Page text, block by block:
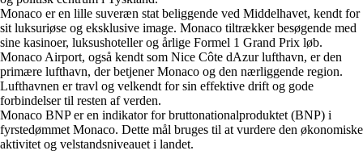
Monaco er en lille suveræn stat beliggende ved Middelhavet, kendt for
sit luksuriøse og eksklusive image. Monaco tiltrækker besøgende med
sine kasinoer, luksushoteller og årlige Formel 1 Grand Prix løb.
Monaco Airport, også kendt som Nice Côte dAzur lufthavn, er den
primære lufthavn, der betjener Monaco og den nærliggende region.
Lufthavnen er travl og velkendt for sin effektive drift og gode
forbindelser til resten af verden.
Monaco BNP er en indikator for bruttonationalproduktet (BNP) i
fyrstedømmet Monaco. Dette mål bruges til at vurdere den økonomiske
aktivitet og velstandsniveauet i landet.